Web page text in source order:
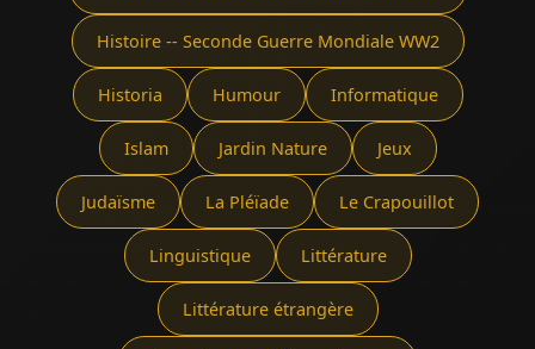
Histoire -- Seconde Guerre Mondiale WW2
Historia Humour Informatique
Islam Jardin Nature Jeux
Judaïsme La Pléïade Le Crapouillot
Linguistique Littérature
Littérature étrangère